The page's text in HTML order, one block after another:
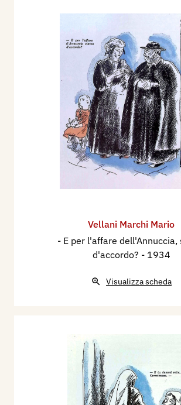
Vellani Marchi Mario
- E per l'affare dell'Annuccia,
d'accordo? - 1934
Visualizza scheda